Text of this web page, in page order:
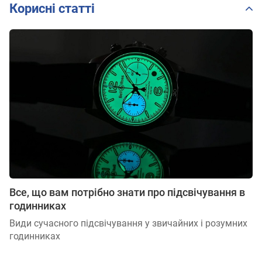
Корисні статті
Все, що вам потрібно знати про підсвічування в
годинниках
Види сучасного підсвічування у звичайних і розумних
годинниках